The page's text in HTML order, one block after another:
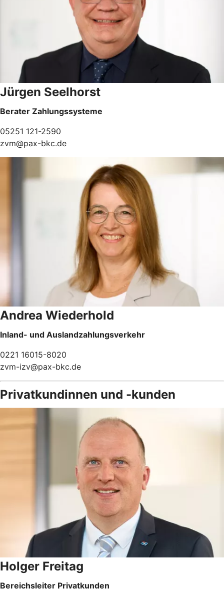
Jürgen Seelhorst
Berater Zahlungssysteme
05251 121-2590
zvm@pax-bkc.de
Andrea Wiederhold
Inland- und Auslandzahlungsverkehr
0221 16015-8020
zvm-izv@pax-bkc.de
Privatkundinnen und -kunden
Holger Freitag
Bereichsleiter Privatkunden